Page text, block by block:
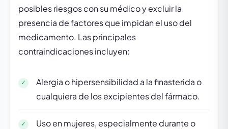
posibles riesgos con su médico y excluir la
presencia de factores que impidan el uso del
medicamento. Las principales
contraindicaciones incluyen:
Alergia o hipersensibilidad a la finasterida o
cualquiera de los excipientes del fármaco.
Uso en mujeres, especialmente durante o